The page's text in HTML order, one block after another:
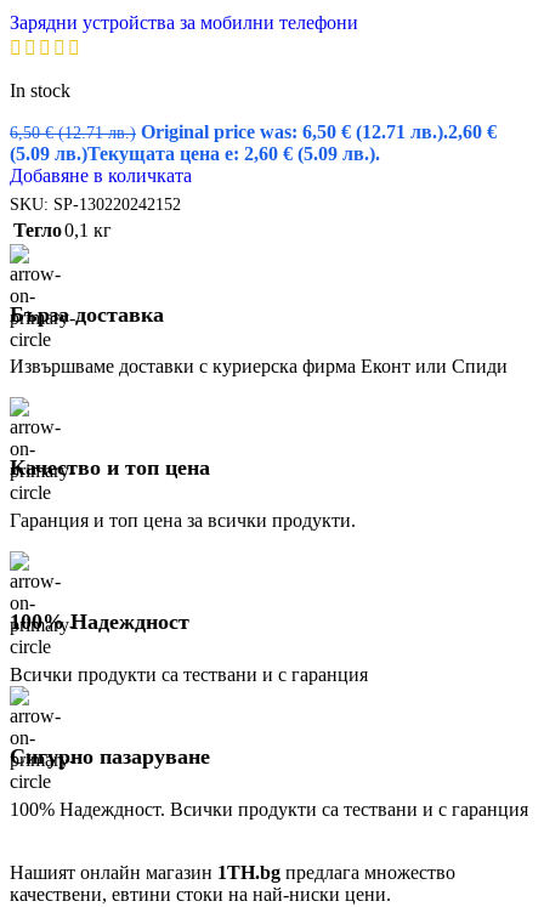
Зарядни устройства за мобилни телефони
In stock
6,50€ (12.71 лв.) Original price was: 6,50 € (12.71 лв.).2,60 €
(5.09 лв.)Текущата цена е: 2,60 € (5.09 лв.).
Добавяне в количката
SKU: SP-130220242152
Тегло0,1 кг
Бърза доставка
Извършваме доставки с куриерска фирма Еконт или Спиди
Качество и топ цена
Гаранция и топ цена за всички продукти.
100% Надеждност
Всички продукти са тествани и с гаранция
Сигурно пазаруване
100% Надеждност. Всички продукти са тествани и с гаранция
Нашият онлайн магазин 1TH.bg предлага множество
качествени, евтини стоки на най-ниски цени.